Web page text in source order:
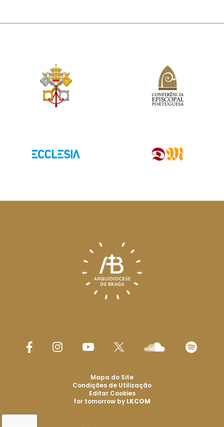
Mapa do Site
Condições de Utilização
Editar Cookies
for tomorrow by LKCOM